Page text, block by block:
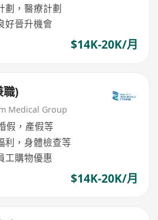
劃，醫療計劃
好晉升機會
$14K-20K/月
職)
Medical Group
假，產假等
利，身體檢查等
工購物優惠
$14K-20K/月